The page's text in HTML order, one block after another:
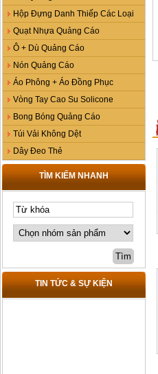
Hộp Đựng Danh Thiếp Các Loại
Quạt Nhựa Quảng Cáo
Ô + Dù Quảng Cáo
Nón Quảng Cáo
Áo Phông + Áo Đồng Phục
Vòng Tay Cao Su Solicone
Bong Bóng Quảng Cáo
Túi Vải Không Dệt
Dây Đeo Thẻ
TÌM KIẾM NHANH
TIN TỨC & SỰ KIỆN